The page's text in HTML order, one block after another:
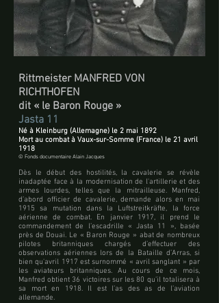
Rittmeister MANFRED VON
RICHTHOFEN
dit « le Baron Rouge »
Jasta 11
Né à Kleinburg (Allemagne) le 2 mai 1892
Mort au combat à Vaux-sur-Somme (France) le 21 avril
1918
© Fonds documentaire Alain Jacques
Dès le début des hostilités, la cavalerie se révèle
inadaptée face à la modernisation de l'artillerie et des
armes lourdes, telles que la mitrailleuse. Manfred,
d’abord officier de cavalerie, demande alors en mai
1915 sa mutation dans la Luftstreitkräfte, la force
aérienne de combat. En janvier 1917, il prend le
commandement de l’escadrille « Jasta 11 », basée
près de Douai. Le « Baron Rouge » abat de nombreux
pilotes britanniques chargés d’effectuer des
observations aériennes lors de la Bataille d’Arras, si
bien qu'avril 1917 est surnommé « avril sanglant » par
les aviateurs britanniques. Au cours de ce mois,
Manfred obtient 36 victoires sur les 80 qu’il totalisera à
sa mort en 1918. Il est l’as des as de l’aviation
allemande.